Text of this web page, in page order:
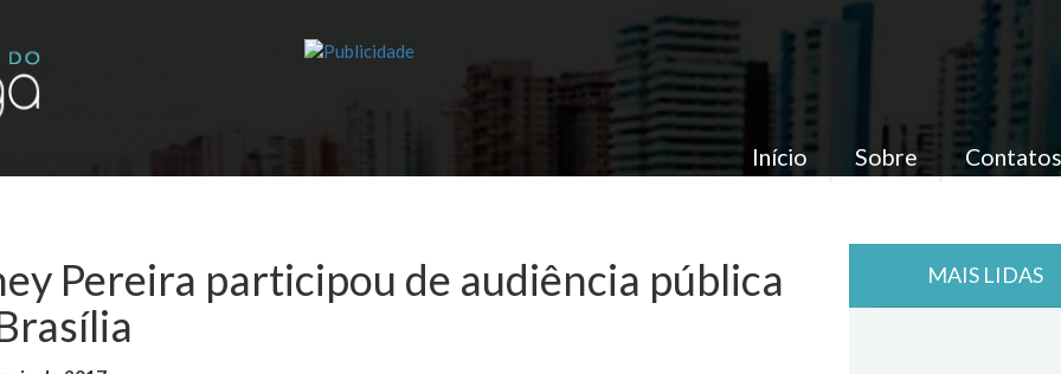
Início Sobre Contatos
Pereira participou de audiência pública
MAIS LIDAS